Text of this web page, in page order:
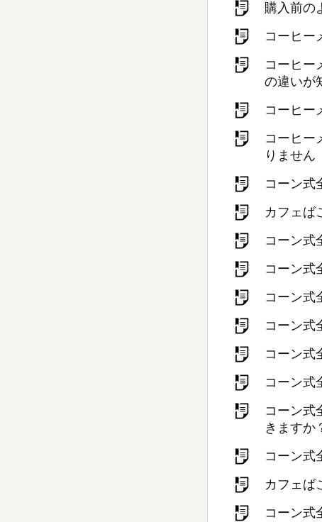
購入前の
コーヒー
コーヒー
の違いが
コーヒー
コーヒー
りません
コーン式
カフェば
コーン式
コーン式
コーン式
コーン式
コーン式
コーン式
コーン式
きますか
コーン式
カフェば
コーン式